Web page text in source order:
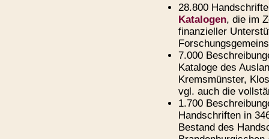
28.800
Katalogen, die im
finanzieller
7.000
Kataloge des
Kremsmünster,
vgl. auch die
1.700
Handschriften in
Bestand des